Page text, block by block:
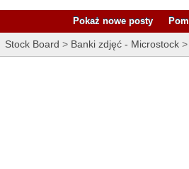
Pokaż nowe posty
Stock Board > Banki zdjęć - Microstock >